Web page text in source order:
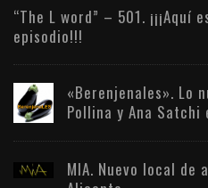
“The L word” – 501. ¡¡¡Aquí
episodio!!!
«Berenjenales». Lo
Pollina y Ana Satchi
MIA. Nuevo local de